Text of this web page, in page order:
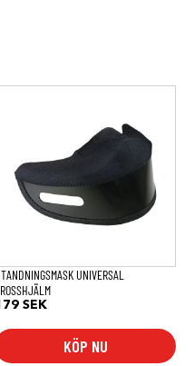
UNIVERSAL
SEK
KÖP NU